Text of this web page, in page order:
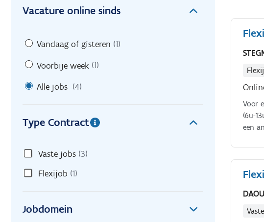
Vacature online sinds
Vandaag of gisteren (1)
Voorbije week (1)
Alle jobs (4)
Type Contract
Vaste jobs (3)
Flexijob (1)
Jobdomein
Voor
(6u-
een